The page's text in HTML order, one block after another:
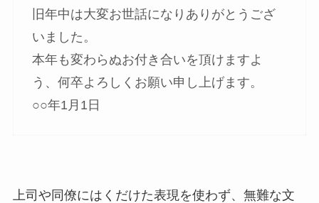
旧年中は大変お世話になりありがとうござ
いました。
本年も変わらぬお付き合いを頂けますよ
う、何卒よろしくお願い申し上げます。
○○年1月1日
上司や同僚にはくだけた表現を使わず、無難な文